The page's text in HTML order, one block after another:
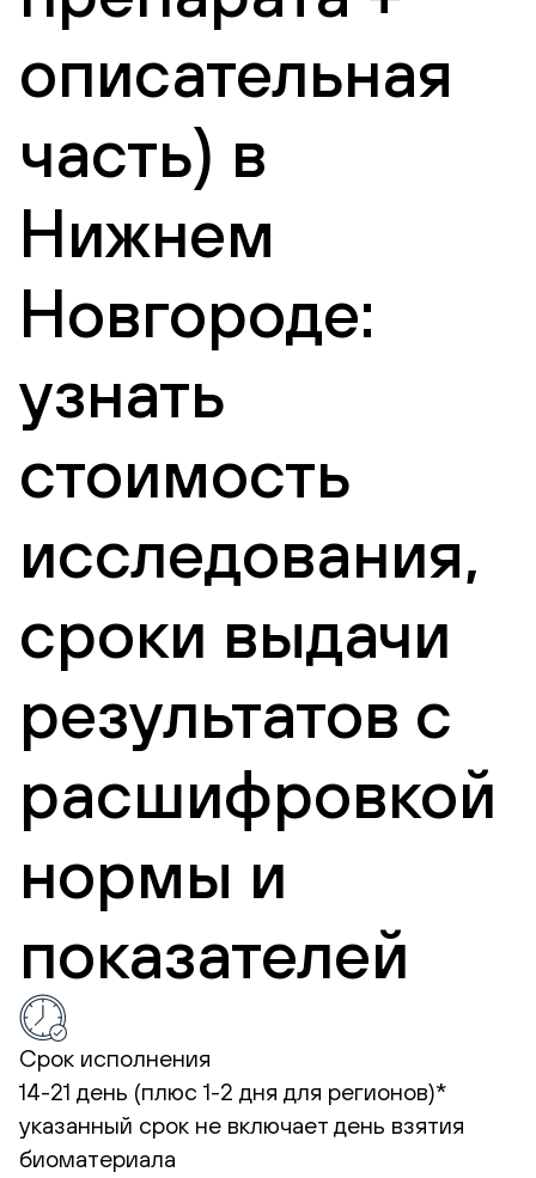
описательная
часть) в
Нижнем
Новгороде:
узнать
стоимость
исследования,
сроки выдачи
результатов с
расшифровкой
нормы и
показателей
Срок исполнения
14-21 день (плюс 1-2 дня для регионов)*
указанный срок не включает день взятия
биоматериала